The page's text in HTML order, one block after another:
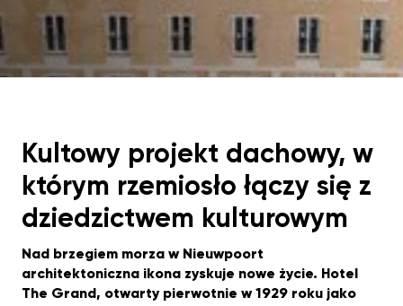
Kultowy projekt dachowy, w
którym rzemiosło łączy się z
dziedzictwem kulturowym
Nad brzegiem morza w Nieuwpoort
architektoniczna ikona zyskuje nowe życie. Hotel
The Grand, otwarty pierwotnie w 1929 roku jako